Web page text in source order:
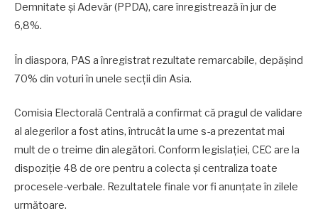
Demnitate și Adevăr (PPDA), care înregistrează în jur de
6,8%.
În diaspora, PAS a înregistrat rezultate remarcabile, depășind
70% din voturi în unele secții din Asia.
Comisia Electorală Centrală a confirmat că pragul de validare
al alegerilor a fost atins, întrucât la urne s-a prezentat mai
mult de o treime din alegători. Conform legislației, CEC are la
dispoziție 48 de ore pentru a colecta și centraliza toate
procesele-verbale. Rezultatele finale vor fi anunțate în zilele
următoare.